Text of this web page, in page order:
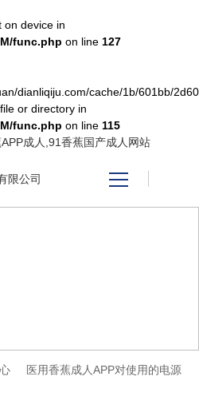
on device in
func.php on line 127
dianliqiju.com/cache/1b/601bb/
or directory in
func.php on line 115
成人,91香蕉国产成人网站
品中心
APP下载
料下载医用香蕉成人APP对使用的电源